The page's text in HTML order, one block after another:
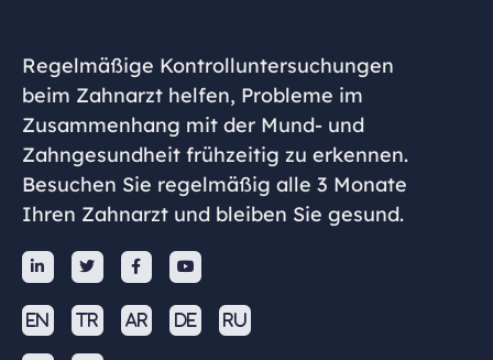
Regelmäßige Kontrolluntersuchungen
beim Zahnarzt helfen, Probleme im
Zusammenhang mit der Mund- und
Zahngesundheit frühzeitig zu erkennen.
Besuchen Sie regelmäßig alle 3 Monate
Ihren Zahnarzt und bleiben Sie gesund.
   
EN TR AR DE RU